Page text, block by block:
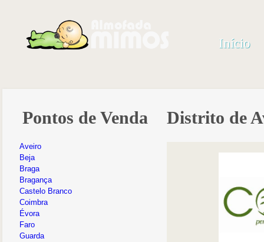
Início
Pontos de Venda
Aveiro
Beja
Braga
Bragança
Castelo Branco
Coimbra
Évora
Faro
Guarda
Distrito de